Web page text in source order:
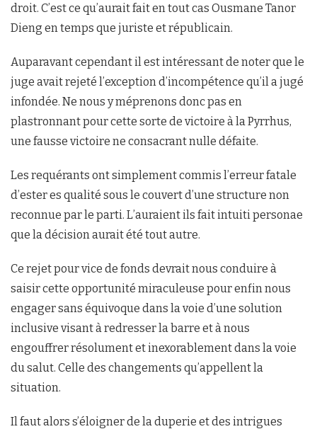
droit. C’est ce qu’aurait fait en tout cas Ousmane Tanor
Dieng en temps que juriste et républicain.
Auparavant cependant il est intéressant de noter que le
juge avait rejeté l’exception d’incompétence qu’il a jugé
infondée. Ne nous y méprenons donc pas en
plastronnant pour cette sorte de victoire à la Pyrrhus,
une fausse victoire ne consacrant nulle défaite.
Les requérants ont simplement commis l’erreur fatale
d’ester es qualité sous le couvert d’une structure non
reconnue par le parti. L’auraient ils fait intuiti personae
que la décision aurait été tout autre.
Ce rejet pour vice de fonds devrait nous conduire à
saisir cette opportunité miraculeuse pour enfin nous
engager sans équivoque dans la voie d’une solution
inclusive visant à redresser la barre et à nous
engouffrer résolument et inexorablement dans la voie
du salut. Celle des changements qu’appellent la
situation.
Il faut alors s’éloigner de la duperie et des intrigues